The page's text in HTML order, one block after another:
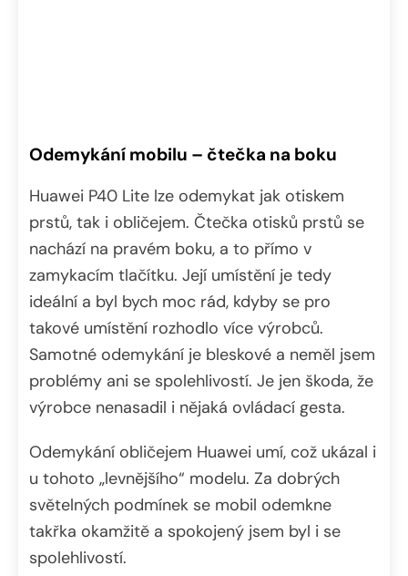
Odemykání mobilu – čtečka na boku
Huawei P40 Lite lze odemykat jak otiskem
prstů, tak i obličejem. Čtečka otisků prstů se
nachází na pravém boku, a to přímo v
zamykacím tlačítku. Její umístění je tedy
ideální a byl bych moc rád, kdyby se pro
takové umístění rozhodlo více výrobců.
Samotné odemykání je bleskové a neměl jsem
problémy ani se spolehlivostí. Je jen škoda, že
výrobce nenasadil i nějaká ovládací gesta.
Odemykání obličejem Huawei umí, což ukázal i
u tohoto „levnějšího“ modelu. Za dobrých
světelných podmínek se mobil odemkne
takřka okamžitě a spokojený jsem byl i se
spolehlivostí.